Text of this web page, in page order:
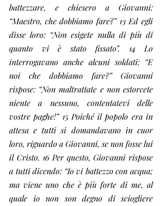
battezzare, e chiesero a Giovanni:
“Maestro, che dobbiamo fare?” 13 Ed egli
disse loro: “Non esigete nulla di più di
quanto vi è stato fissato”. 14 Lo
interrogavano anche alcuni soldati: “E
noi che dobbiamo fare?” Giovanni
rispose: “Non maltrattate e non estorcete
niente a nessuno, contentatevi delle
vostre paghe!” 15 Poiché il popolo era in
attesa e tutti si domandavano in cuor
loro, riguardo a Giovanni, se non fosse lui
il Cristo. 16 Per questo, Giovanni rispose
a tutti dicendo: “Io vi battezzo con acqua;
ma viene uno che è più forte di me, al
quale io non son degno di sciogliere